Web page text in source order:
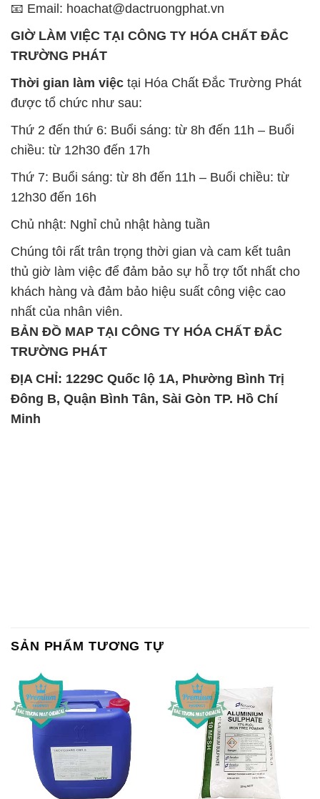
📧 Email: hoachat@dactruongphat.vn
GIỜ LÀM VIỆC TẠI CÔNG TY HÓA CHẤT ĐẮC
TRƯỜNG PHÁT
Thời gian làm việc tại Hóa Chất Đắc Trường Phát
được tổ chức như sau:
Thứ 2 đến thứ 6: Buổi sáng: từ 8h đến 11h – Buổi
chiều: từ 12h30 đến 17h
Thứ 7: Buổi sáng: từ 8h đến 11h – Buổi chiều: từ
12h30 đến 16h
Chủ nhật: Nghỉ chủ nhật hàng tuần
Chúng tôi rất trân trọng thời gian và cam kết tuân
thủ giờ làm việc để đảm bảo sự hỗ trợ tốt nhất cho
khách hàng và đảm bảo hiệu suất công việc cao
nhất của nhân viên.
BẢN ĐỒ MAP TẠI CÔNG TY HÓA CHẤT ĐẮC
TRƯỜNG PHÁT
ĐỊA CHỈ: 1229C Quốc lộ 1A, Phường Bình Trị
Đông B, Quận Bình Tân, Sài Gòn TP. Hồ Chí
Minh
SẢN PHẨM TƯƠNG TỰ